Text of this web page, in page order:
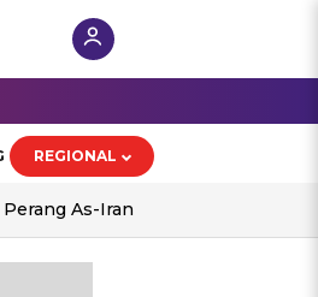
REGIONAL
Perang As-Iran